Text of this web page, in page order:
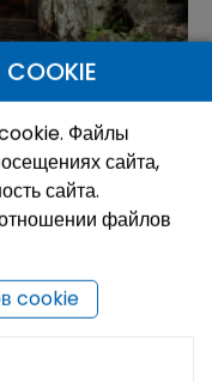
(Папоротник)
где вместе с
банный
Файлы
сайта,
сайта.
файлов
cookie